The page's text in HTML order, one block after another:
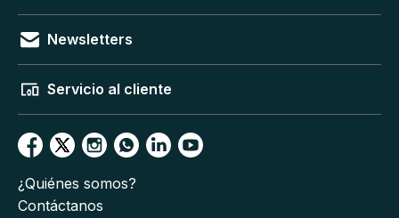
Newsletters
Servicio al cliente
¿Quiénes somos?
Contáctanos